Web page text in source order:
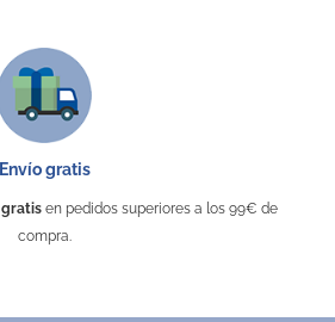
Envío gratis
gratis en pedidos superiores a los 99€ de
compra.